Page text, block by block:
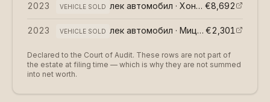
2023 VEHICLE SOLD лек автомобил · Хонда (възмездно
€8,692
2023 VEHICLE SOLD лек автомобил · Мицубиши Паджеро €2,301
Declared to the Court of Audit. These rows are not part of
the estate at filing time — which is why they are not summed
into net worth.